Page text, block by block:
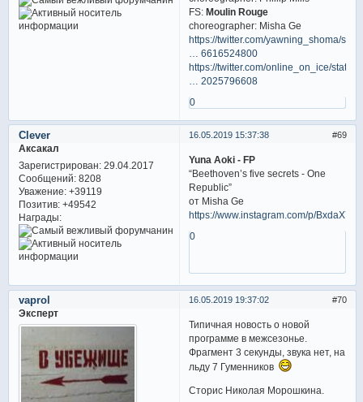
FS: Moulin Rouge
choreographer: Misha Ge
https://twitter.com/yawning_shoma/statu
… 6616524800
https://twitter.com/online_on_ice/statu
… 2025796608
0
69
16.05.2019 15:37:38
Clever
Аксакал
Зарегистрирован: 29.04.2017
Сообщений:8208
Уважение: +39119
Позитив: +49542
Награды:
Yuna Aoki - FP
“Beethoven’s five secrets - One
Republic”
от Misha Ge
https://www.instagram.com/p/
0
70
16.05.2019 19:37:02
vaprol
Эксперт
Типичная новость о новой
программе в межсезонье.
Фрагмент 3 секунды, звука нет, на
льду 7 Гуменников
Сторис Николая Морошкина.